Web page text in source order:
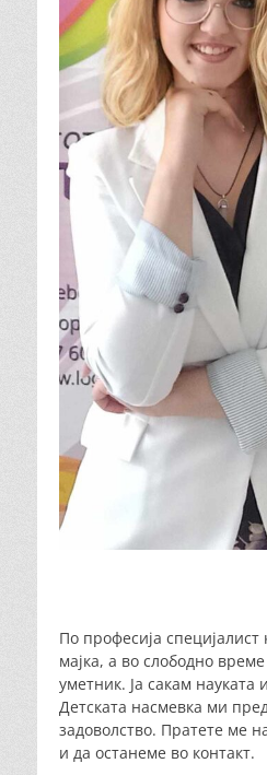
По професија специјалист
мајка, а во слободно
уметник. Ја сакам науката
Детската насмевка ми
задоволство. Пратете ме
и да останеме во контакт.